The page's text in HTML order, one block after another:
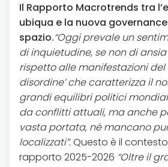
Il Rapporto Macrotrends tra
ubiqua e la nuova
spazio.“Oggi prevale un
di inquietudine, se non di
rispetto alle manifestazioni del
disordine’ che caratterizza il
grandi equilibri politici
da conflitti attuali, ma anche
vasta portata, né mancano
localizzati”.Questo è il
rapporto 2025-2026 “Oltre il